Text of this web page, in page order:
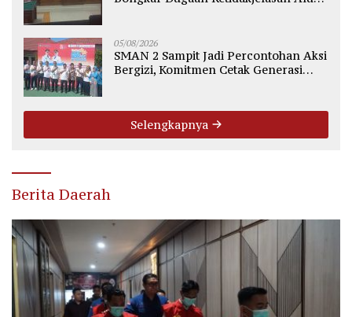
05/08/2026
SMAN 2 Sampit Jadi Percontohan Aksi
Bergizi, Komitmen Cetak Generasi
Selengkapnya
Berita Daerah